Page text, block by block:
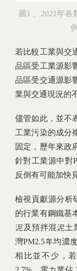
圖1 、2021年
若比較工業與交
品區受工業源影
品區受交通源影
業與交通現況的
儘管如此，並不
工業污染的成分
固定，歷年來政
針對工業源中對
反倒有可能加快
檢視貢獻源分析
的行業有鋼鐵基
泥及預拌混泥土
灣PM2.5年均濃
相比並不少，